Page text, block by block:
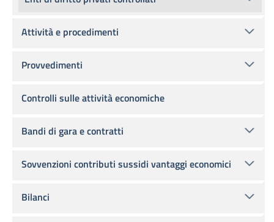
Attività e procedimenti
Provvedimenti
Controlli sulle attività economiche
Bandi di gara e contratti
Sovvenzioni contributi sussidi vantaggi economici
Bilanci